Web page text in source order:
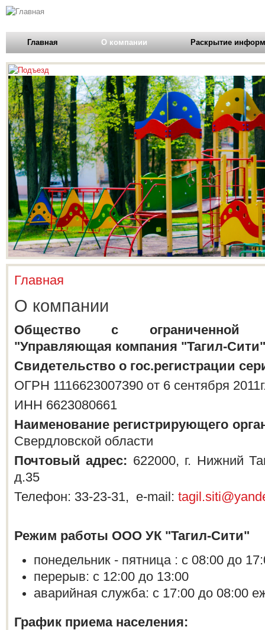
Главная О компании Раскрытие
Вы здесь
Главная
О компании
Общество с ограниченной
"Управляющая компания "Тагил-Сити"
Свидетельство о гос.регистрации
ОГРН 1116623007390 от 6 сентября
ИНН 6623080661
Наименование регистрирующего
Свердловской области
Почтовый адрес: 622000, г. Нижний
д.35
Телефон: 33-23-31, e-mail:
Режим работы ООО УК "Тагил-Сити"
понедельник - пятница : с 08:00 до
перерыв: с 12:00 до 13:00
аварийная служба: с 17:00 до 08:00
График приема населения: